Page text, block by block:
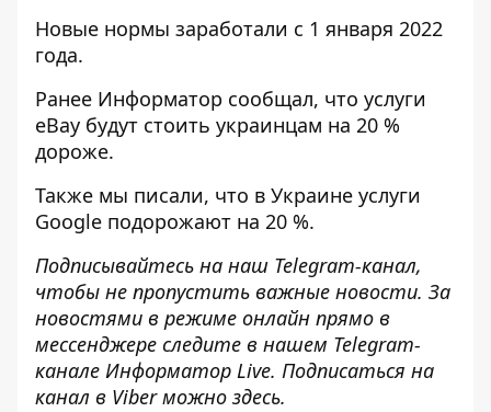
Новые нормы заработали с 1 января 2022
года.
Ранее Информатор сообщал, что услуги
eBay будут стоить украинцам на 20 %
дороже.
Также мы писали, что в Украине услуги
Google подорожают на 20 %.
Подписывайтесь на наш Telegram-канал,
чтобы не пропустить важные новости. За
новостями в режиме онлайн прямо в
мессенджере следите в нашем Telegram-
канале Информатор Live. Подписаться на
канал в Viber можно здесь.